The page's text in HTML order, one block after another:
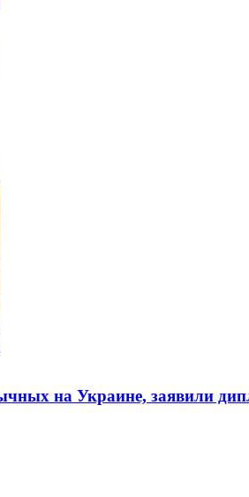
на Украине, заявили